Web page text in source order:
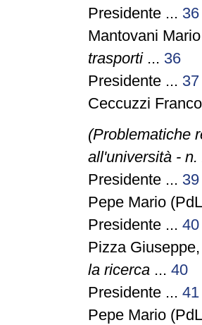
Presidente ... 36
Mantovani
trasporti... 36
Presidente ... 37
Ceccuzzi
(Problematiche
all'università - n.
Presidente ... 39
Pepe Mario
Presidente ... 40
Pizza
la ricerca ... 40
Presidente ... 41
Pepe Mario